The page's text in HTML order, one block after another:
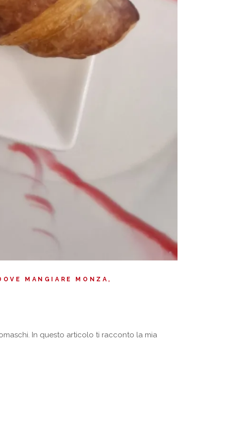
MANGIARE MONZA
In questo articolo ti racconto la mia